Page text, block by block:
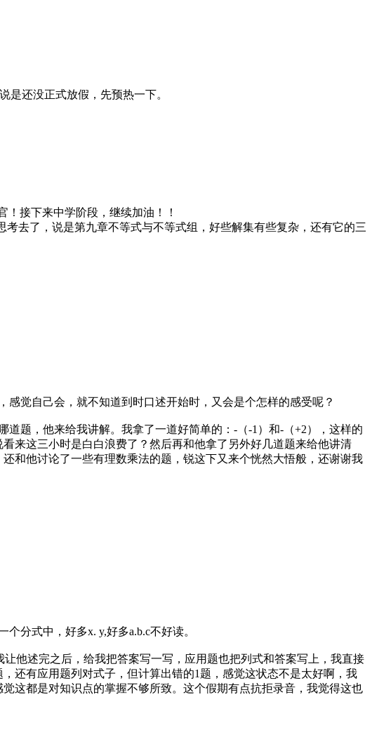
是还没正式放假，先预热一下。
接下来中学阶段，继续加油！！
去了，说是第九章不等式与不等式组，好些解集有些复杂，还有它的三
觉自己会，就不知道到时口述开始时，又会是个怎样的感受呢？
题，他来给我讲解。我拿了一道好简单的：-（-1）和-（+2），这样的
来这三小时是白白浪费了？然后再和他拿了另外好几道题来给他讲清
和他讨论了一些有理数乘法的题，锐这下又来个恍然大悟般，还谢谢我
分式中，好多x. y,好多a.b.c不好读。
他述完之后，给我把答案写一写，应用题也把列式和答案写上，我直接
还有应用题列对式子，但计算出错的1题，感觉这状态不是太好啊，我
这都是对知识点的掌握不够所致。这个假期有点抗拒录音，我觉得这也